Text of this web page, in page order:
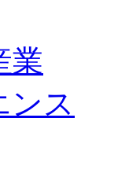
業
ンス